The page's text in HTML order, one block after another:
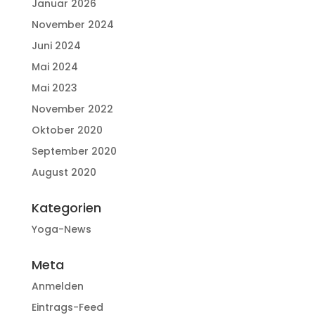
Januar 2026
November 2024
Juni 2024
Mai 2024
Mai 2023
November 2022
Oktober 2020
September 2020
August 2020
Kategorien
Yoga-News
Meta
Anmelden
Eintrags-Feed